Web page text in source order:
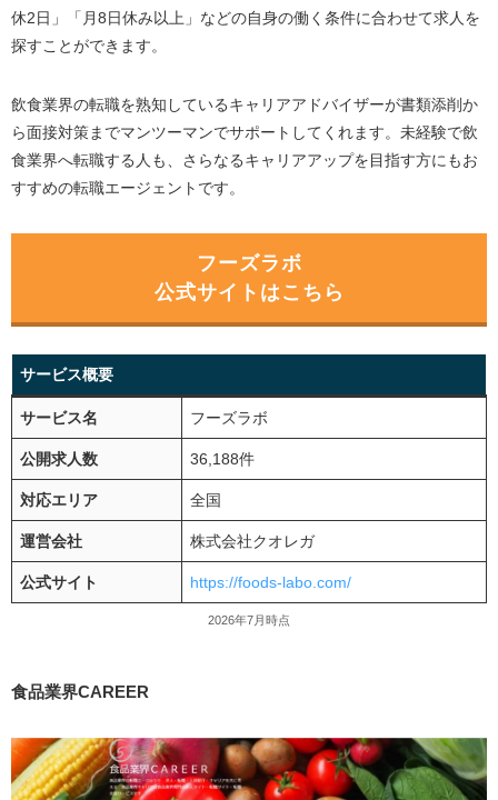
休2日」「月8日休み以上」などの自身の働く条件に合わせて求人を
探すことができます。
飲食業界の転職を熟知しているキャリアアドバイザーが書類添削か
ら面接対策までマンツーマンでサポートしてくれます。未経験で飲
食業界へ転職する人も、さらなるキャリアアップを目指す方にもお
すすめの転職エージェントです。
フーズラボ
公式サイトはこちら
サービス概要
サービス名 フーズラボ
公開求人数 36,188件
対応エリア 全国
運営会社 株式会社クオレガ
公式サイト https://foods-labo.com/
2026年7月時点
食品業界CAREER